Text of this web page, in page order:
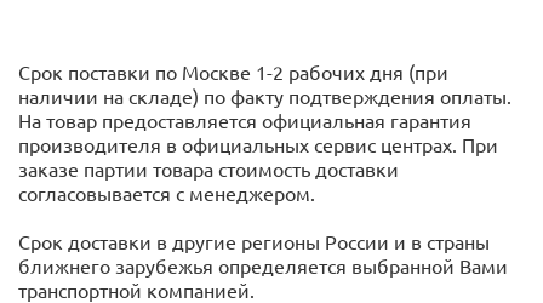
Срок поставки по Москве 1-2 рабочих дня (при
наличии на складе) по факту подтверждения оплаты.
На товар предоставляется официальная гарантия
производителя в официальных сервис центрах. При
заказе партии товара стоимость доставки
согласовывается с менеджером.
Срок доставки в другие регионы России и в страны
ближнего зарубежья определяется выбранной Вами
транспортной компанией.